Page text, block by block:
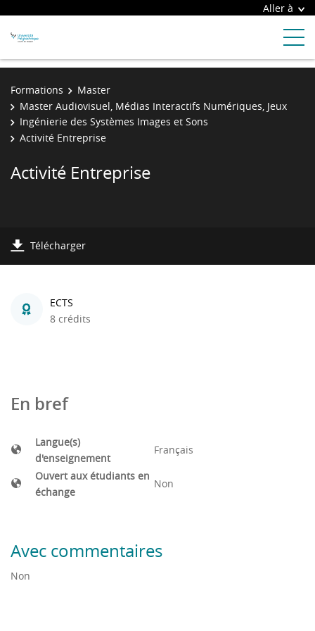
Aller à
Formations
Master
Master Audiovisuel, Médias Interactifs Numériques, Jeux
Ingénierie des Systèmes Images et Sons
Activité Entreprise
Activité Entreprise
Télécharger
ECTS
8 crédits
En bref
Langue(s)
d'enseignement
Français
Ouvert aux étudiants en
échange
Non
Avec commentaires
Non